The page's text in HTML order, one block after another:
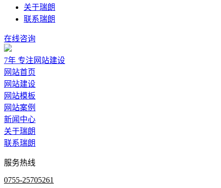
关于瑞朗
联系瑞朗
在线咨询
7年 专注网站建设
网站首页
网站建设
网站模板
网站案例
新闻中心
关于瑞朗
联系瑞朗
服务热线
0755-25705261